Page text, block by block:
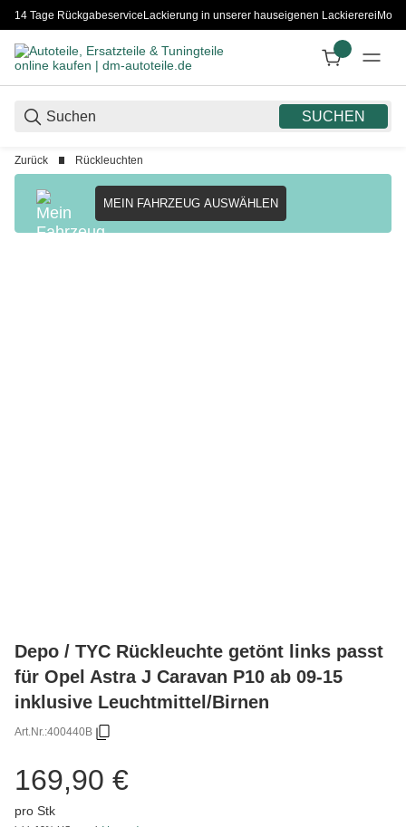
14 Tage RückgabeserviceLackierung in unserer hauseigenen Lackiererei
SUCHEN
Zurück Rückleuchten
MEIN FAHRZEUG AUSWÄHLEN
Depo / TYC Rückleuchte getönt links passt
für Opel Astra J Caravan P10 ab 09-15
inklusive Leuchtmittel/Birnen
Art.Nr.:400440B
169,90 €
pro Stk